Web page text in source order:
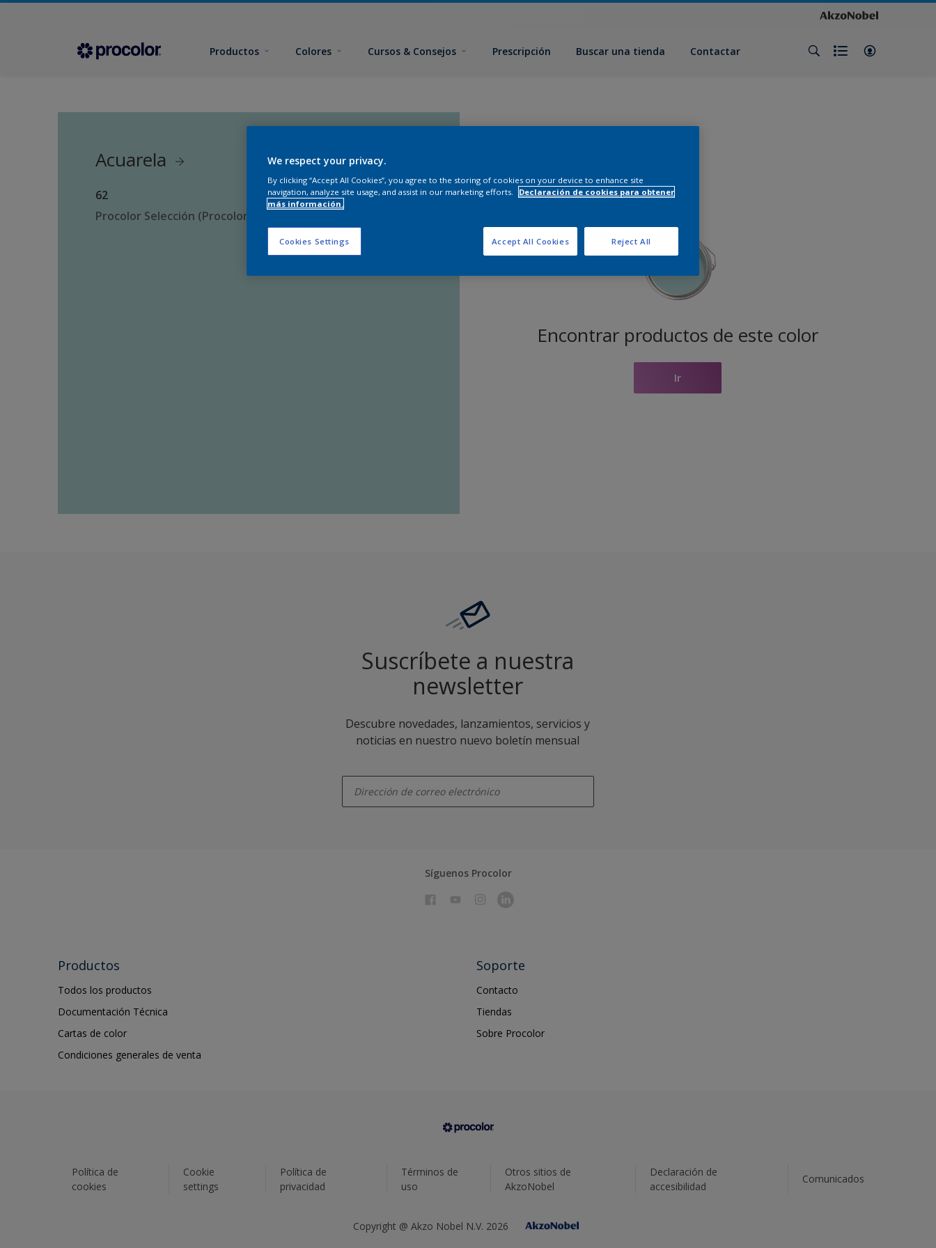
Productos Colores Cursos & Consejos Prescripción Buscar una tienda Contactar
Acuarela
62
Procolor Selección (Procolor Interior)
Encontrar productos de este color
Ir
Suscríbete a nuestra
newsletter
Descubre novedades, lanzamientos, servicios y
noticias en nuestro nuevo boletín mensual
Síguenos Procolor
Productos
Todos los productos
Documentación Técnica
Cartas de color
Condiciones generales de venta
Soporte
Contacto
Tiendas
Sobre Procolor
Política de
cookies
Cookie
settings
Política de
privacidad
Términos de
uso
Otros sitios de
AkzoNobel
Declaración de
accesibilidad
Comunicados
Copyright @ Akzo Nobel N.V. 2026
We respect your privacy.
By clicking “Accept All Cookies”, you agree to the storing of cookies on your device to enhance site
navigation, analyze site usage, and assist in our marketing efforts.
Declaración de cookies para obtener
más información.
Cookies Settings Reject All
Accept All Cookies